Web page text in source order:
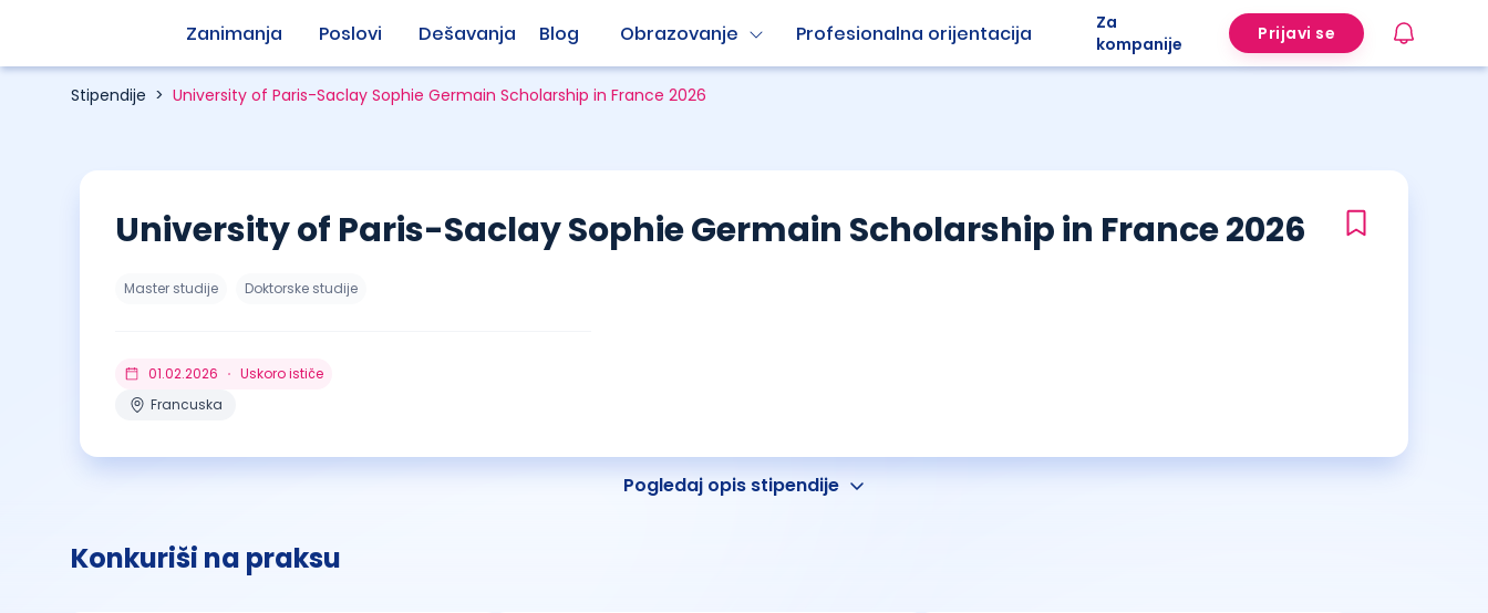
Zanimanja Poslovi Dešavanja Blog Obrazovanje Profesionalna orijentacija
Za
kompanije
Prijavi se
Stipendije > University of Paris-Saclay Sophie Germain Scholarship in France 2026
University of Paris-Saclay Sophie Germain Scholarship in France 2026
Master studije Doktorske studije
01.02.2026
Uskoro ističe
Francuska
Pogledaj opis stipendije
Konkuriši na praksu